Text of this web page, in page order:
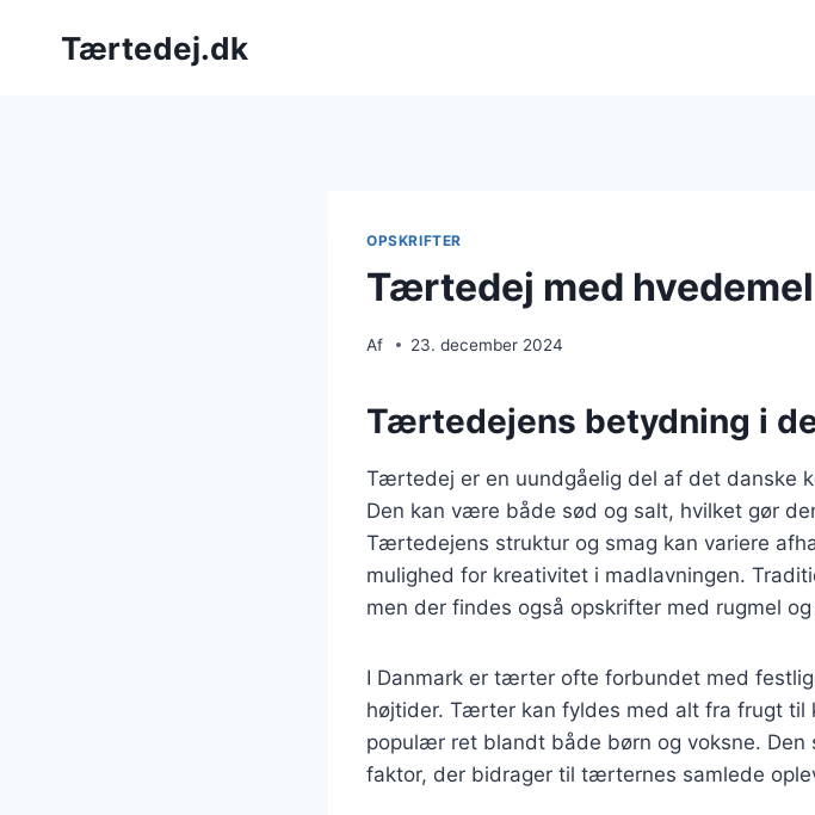
Tærtedej.dk
OPSKRIFTER
Tærtedej med
Af 23. december 2024
Tærtedejens betydning i
Tærtedej er en uundgåelig del af det danske
Den kan være både sød og salt, hvilket gør
Tærtedejens struktur og smag kan variere
mulighed for kreativitet i madlavningen.
men der findes også opskrifter med rugmel
I Danmark er tærter ofte forbundet med
højtider. Tærter kan fyldes med alt fra frugt til
populær ret blandt både børn og voksne.
faktor, der bidrager til tærternes samlede